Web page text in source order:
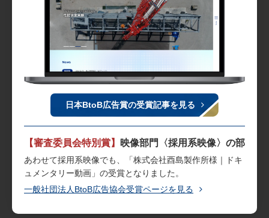
日本BtoB広告賞の受賞記事を見る
【審査委員会特別賞】 映像部門〈採用系映像〉の部
あわせて採用系映像でも、「株式会社酉島製作所様｜ドキ
ュメンタリー動画」の受賞となりました。
一般社団法人BtoB広告協会受賞ページを見る